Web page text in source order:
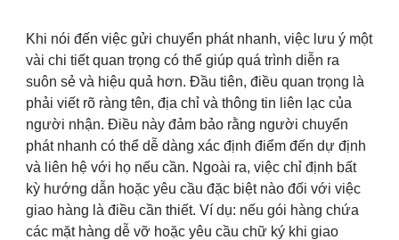
Khi nói đến việc gửi chuyển phát nhanh, việc lưu ý một
vài chi tiết quan trọng có thể giúp quá trình diễn ra
suôn sẻ và hiệu quả hơn. Đầu tiên, điều quan trọng là
phải viết rõ ràng tên, địa chỉ và thông tin liên lạc của
người nhận. Điều này đảm bảo rằng người chuyển
phát nhanh có thể dễ dàng xác định điểm đến dự định
và liên hệ với họ nếu cần. Ngoài ra, việc chỉ định bất
kỳ hướng dẫn hoặc yêu cầu đặc biệt nào đối với việc
giao hàng là điều cần thiết. Ví dụ: nếu gói hàng chứa
các mặt hàng dễ vỡ hoặc yêu cầu chữ ký khi giao